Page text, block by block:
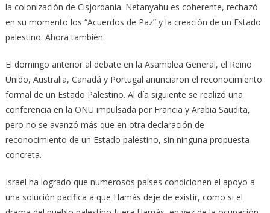
la colonización de Cisjordania. Netanyahu es coherente, rechazó
en su momento los “Acuerdos de Paz” y la creación de un Estado
palestino. Ahora también.
El domingo anterior al debate en la Asamblea General, el Reino
Unido, Australia, Canadá y Portugal anunciaron el reconocimiento
formal de un Estado Palestino. Al día siguiente se realizó una
conferencia en la ONU impulsada por Francia y Arabia Saudita,
pero no se avanzó más que en otra declaración de
reconocimiento de un Estado palestino, sin ninguna propuesta
concreta.
Israel ha logrado que numerosos países condicionen el apoyo a
una solución pacífica a que Hamás deje de existir, como si el